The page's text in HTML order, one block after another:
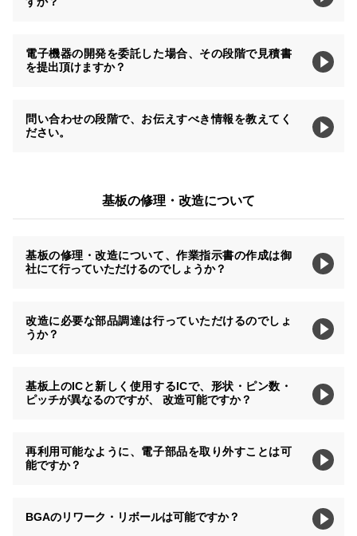
電子機器の開発を委託した場合、その段階で見積書
を提出頂けますか？
問い合わせの段階で、お伝えすべき情報を教えてく
ださい。
基板の修理・改造について
基板の修理・改造について、作業指示書の作成は御
社にて行っていただけるのでしょうか？
改造に必要な部品調達は行っていただけるのでしょ
うか？
基板上のICと新しく使用するICで、形状・ピン数・
ピッチが異なるのですが、 改造可能ですか？
再利用可能なように、電子部品を取り外すことは可
能ですか？
BGAのリワーク・リボールは可能ですか？